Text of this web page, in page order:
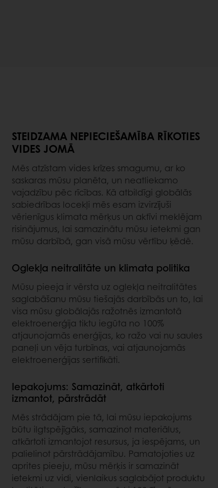
STEIDZAMA NEPIECIEŠAMĪBA RĪKOTIES
VIDES JOMĀ
Mēs atzīstam vides krīzes smagumu, ar ko
saskaras mūsu planēta, un neatliekamo
vajadzību pēc rīcības. Kā atbildīgi globālās
sabiedrības locekļi mēs esam izvirzījuši
vērienīgus klimata mērķus un aktīvi meklējam
risinājumus, lai samazinātu mūsu ietekmi gan
mūsu darbībā, gan visā mūsu vērtību ķēdē.
Oglekļa neitralitāte un klimata politika
Mūsu pieeja ir vērsta uz oglekļa neitralitātes
saglabāšanu mūsu tiešajās darbībās un to, lai
visa mūsu globālajās ražotnēs izmantotā
elektroenerģija tiktu iegūta no 100%
atjaunojamās enerģijas, ko ražo vai nu saules
paneļi un vēja turbīnas, vai atjaunojamās
elektroenerģijas sertifikāti.
Iepakojums: Samazināt, atkārtoti
izmantot, pārstrādāt
Mēs strādājam pie tā, lai mūsu iepakojums
būtu ilgtspējīgāks, samazinot materiālus,
atkārtoti izmantojot resursus, ja iespējams, un
palielinot pārstrādājamību. Pamatojoties uz
aprites pieeju, mūsu mērķis ir samazināt
ietekmi uz vidi, vienlaikus saglabājot produktu